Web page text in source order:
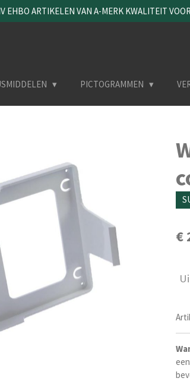
EHBO ARTIKELEN VAN A-MERK KWALITEIT
PICTOGRAMMEN
€